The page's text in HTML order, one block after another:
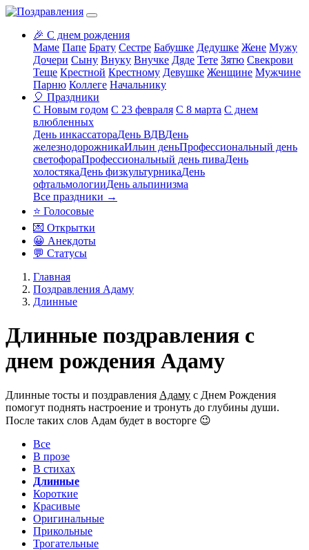
🎉 С днем рождения
Маме Папе Брату Сестре Бабушке Дедушке Жене Мужу
Дочери Сыну Внуку Внучке Дяде Тете Зятю Свекрови
Теще Крестной Крестному Девушке Женщине Мужчине
Парню Коллеге Начальнику
🎈 Праздники
С Новым годом С 23 февраля С 8 марта С днем
влюбленных
День инкассатораДень ВДВДень
железнодорожникаИльин деньПрофессиональный день
светофораПрофессиональный день пиваДень
холостякаДень физкультурникаДень
офтальмологииДень альпинизма
Все праздники →
⭐ Голосовые
💌 Открытки
😀 Анекдоты
💬 Статусы
Главная
Поздравления Адаму
Длинные
Длинные поздравления с
днем рождения Адаму
Длинные тосты и поздравления Адаму с Днем Рождения
помогут поднять настроение и тронуть до глубины души.
После таких слов Адам будет в восторге 😉
Все
В прозе
В стихах
Длинные
Короткие
Красивые
Оригинальные
Прикольные
Трогательные